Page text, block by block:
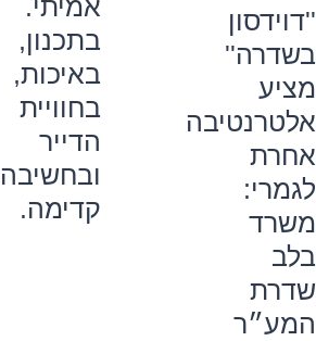
''דוידסון
בשדרה''
מציע
אלטרנטיבה
אחרת
לגמרי:
משרד
בלב
שדרת
המע״ר
אמיתי.
בתכנון,
באיכות,
בחוויית
הדייר
ובחשיבה
קדימה.